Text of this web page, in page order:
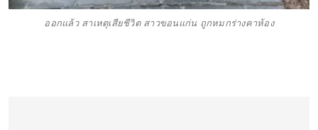
ออกแล้ว สาเหตุเสียชีวิต สาวขอนแก่น ถูกหมกร่างคาห้อง